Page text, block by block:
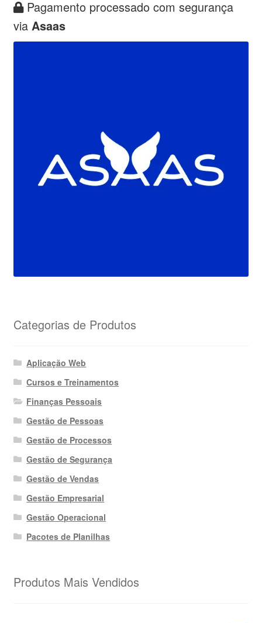
Pagamento processado com segurança
via Asaas
Categorias de Produtos
Aplicação Web
Cursos e Treinamentos
Finanças Pessoais
Gestão de Pessoas
Gestão de Processos
Gestão de Segurança
Gestão de Vendas
Gestão Empresarial
Gestão Operacional
Pacotes de Planilhas
Produtos Mais Vendidos